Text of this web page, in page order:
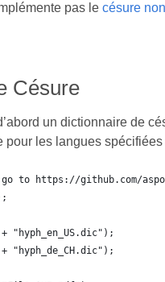
pas le césure
Césure
un dictionnaire de
les langues spécifiées
to https://github.com/
"hyph_en_US.dic");
"hyph_de_CH.dic");